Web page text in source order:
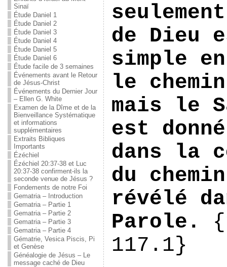
Sinaï
Étude Daniel 1
Étude Daniel 2
Étude Daniel 3
Étude Daniel 4
Étude Daniel 5
Étude Daniel 6
Étude facile de 3 semaines
Événements avant le Retour
de Jésus-Christ
Événements du Dernier Jour
– Ellen G. White
Examen de la Dîme et de la
Bienveillance Systématique
et informations
supplémentaires
Extraits Bibliques
Importants
Ézéchiel
Ézéchiel 20:37-38 et Luc
20:37-38 confirment-ils la
seconde venue de Jésus ?
Fondements de notre Foi
Gematria – Introduction
Gematria – Partie 1
Gematria – Partie 2
Gematria – Partie 3
Gematria – Partie 4
Gématrie, Vesica Piscis, Pi
et Genèse
Généalogie de Jésus – Le
message caché de Dieu
de Dieu
simple
le
mais le
est
dans la
du
révélé
Parole.
117.1}